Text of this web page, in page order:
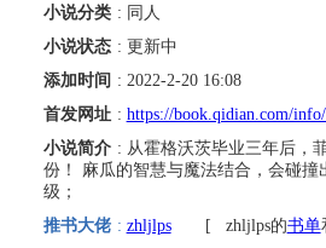
小说分类 : 同人
小说状态 : 更新中
添加时间 : 2022-2-20 16:08
首发网址 : https://book.qidian.com/
小说简介 : 从霍格沃茨毕业三年后，
份！ 麻瓜的智慧与魔法结合，会碰撞
级；
推书大佬 : zhljlps[ zhljlps的书单